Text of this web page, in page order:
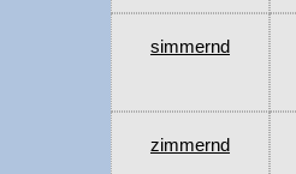
simmernd
zimmernd